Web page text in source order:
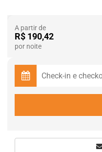
A partir de
R$ 190,42
por noite